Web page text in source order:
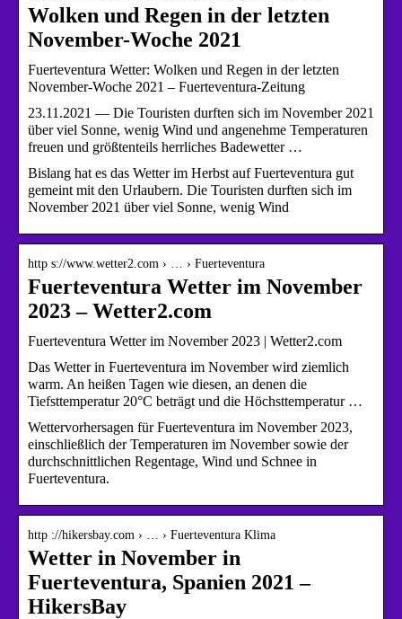
Wolken und Regen in der letzten
November-Woche 2021
Fuerteventura Wetter: Wolken und Regen in der letzten
November-Woche 2021 – Fuerteventura-Zeitung
23.11.2021 — Die Touristen durften sich im November 2021
über viel Sonne, wenig Wind und angenehme Temperaturen
freuen und größtenteils herrliches Badewetter …
Bislang hat es das Wetter im Herbst auf Fuerteventura gut
gemeint mit den Urlaubern. Die Touristen durften sich im
November 2021 über viel Sonne, wenig Wind
http s://www.wetter2.com › … › Fuerteventura
Fuerteventura Wetter im November
2023 – Wetter2.com
Fuerteventura Wetter im November 2023 | Wetter2.com
Das Wetter in Fuerteventura im November wird ziemlich
warm. An heißen Tagen wie diesen, an denen die
Tiefsttemperatur 20°C beträgt und die Höchsttemperatur …
Wettervorhersagen für Fuerteventura im November 2023,
einschließlich der Temperaturen im November sowie der
durchschnittlichen Regentage, Wind und Schnee in
Fuerteventura.
http ://hikersbay.com › … › Fuerteventura Klima
Wetter in November in
Fuerteventura, Spanien 2021 –
HikersBay